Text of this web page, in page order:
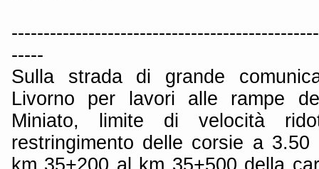
-----
Sulla strada di grande
Livorno per lavori alle rampe
Miniato, limite di velocità
restringimento delle corsie a
km 35+200 al km 35+500 della